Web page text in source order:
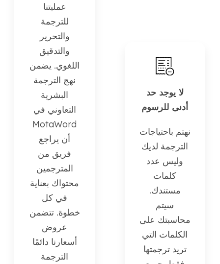
لا يوجد حد
أدنى للرسوم
نهتم باحتياجات
الترجمة لديك
وليس عدد
كلمات
مستندك.
سيتم
محاسبتك على
الكلمات التي
تريد ترجمتها
عمليتنا
للترجمة
والتحرير
والتدقيق
اللغوي. يضمن
نهج الترجمة
البشرية
التعاوني في
MotaWord
أن يراجع
فريق من
المترجمين
محتواك بعناية
في كل
خطوة. تتضمن
عروض
أسعارنا دائمًا
الترجمة